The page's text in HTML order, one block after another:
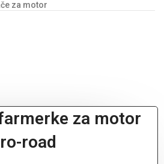
za motor
za motor
road